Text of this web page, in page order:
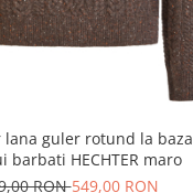
lana guler rotund la baza
barbati HECHTER maro
RON549,00 RON